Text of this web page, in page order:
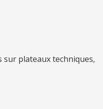
sur plateaux techniques,